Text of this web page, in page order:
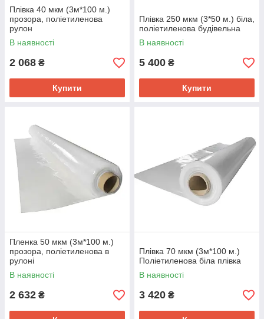
Плівка 40 мкм (3м*100 м.)
прозора, поліетиленова
рулон
В наявності
2 068 ₴
Купити
Плівка 250 мкм (3*50 м.) біла,
поліетиленова будівельна
В наявності
5 400 ₴
Купити
Пленка 50 мкм (3м*100 м.)
прозора, поліетиленова в
рулоні
В наявності
2 632 ₴
Плівка 70 мкм (3м*100 м.)
Поліетиленова біла плівка
В наявності
3 420 ₴